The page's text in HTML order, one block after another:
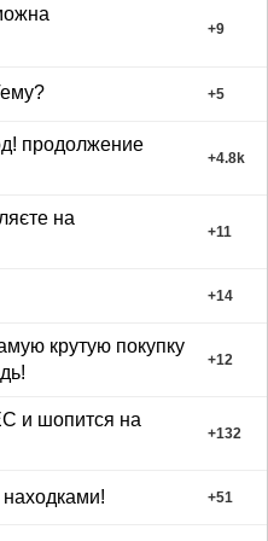
+9
+5
+4.8k
на
+11
+14
крутую покупку
+12
и шопится на
+132
+51